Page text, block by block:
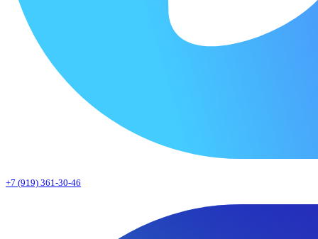
+7 (919) 361-30-46